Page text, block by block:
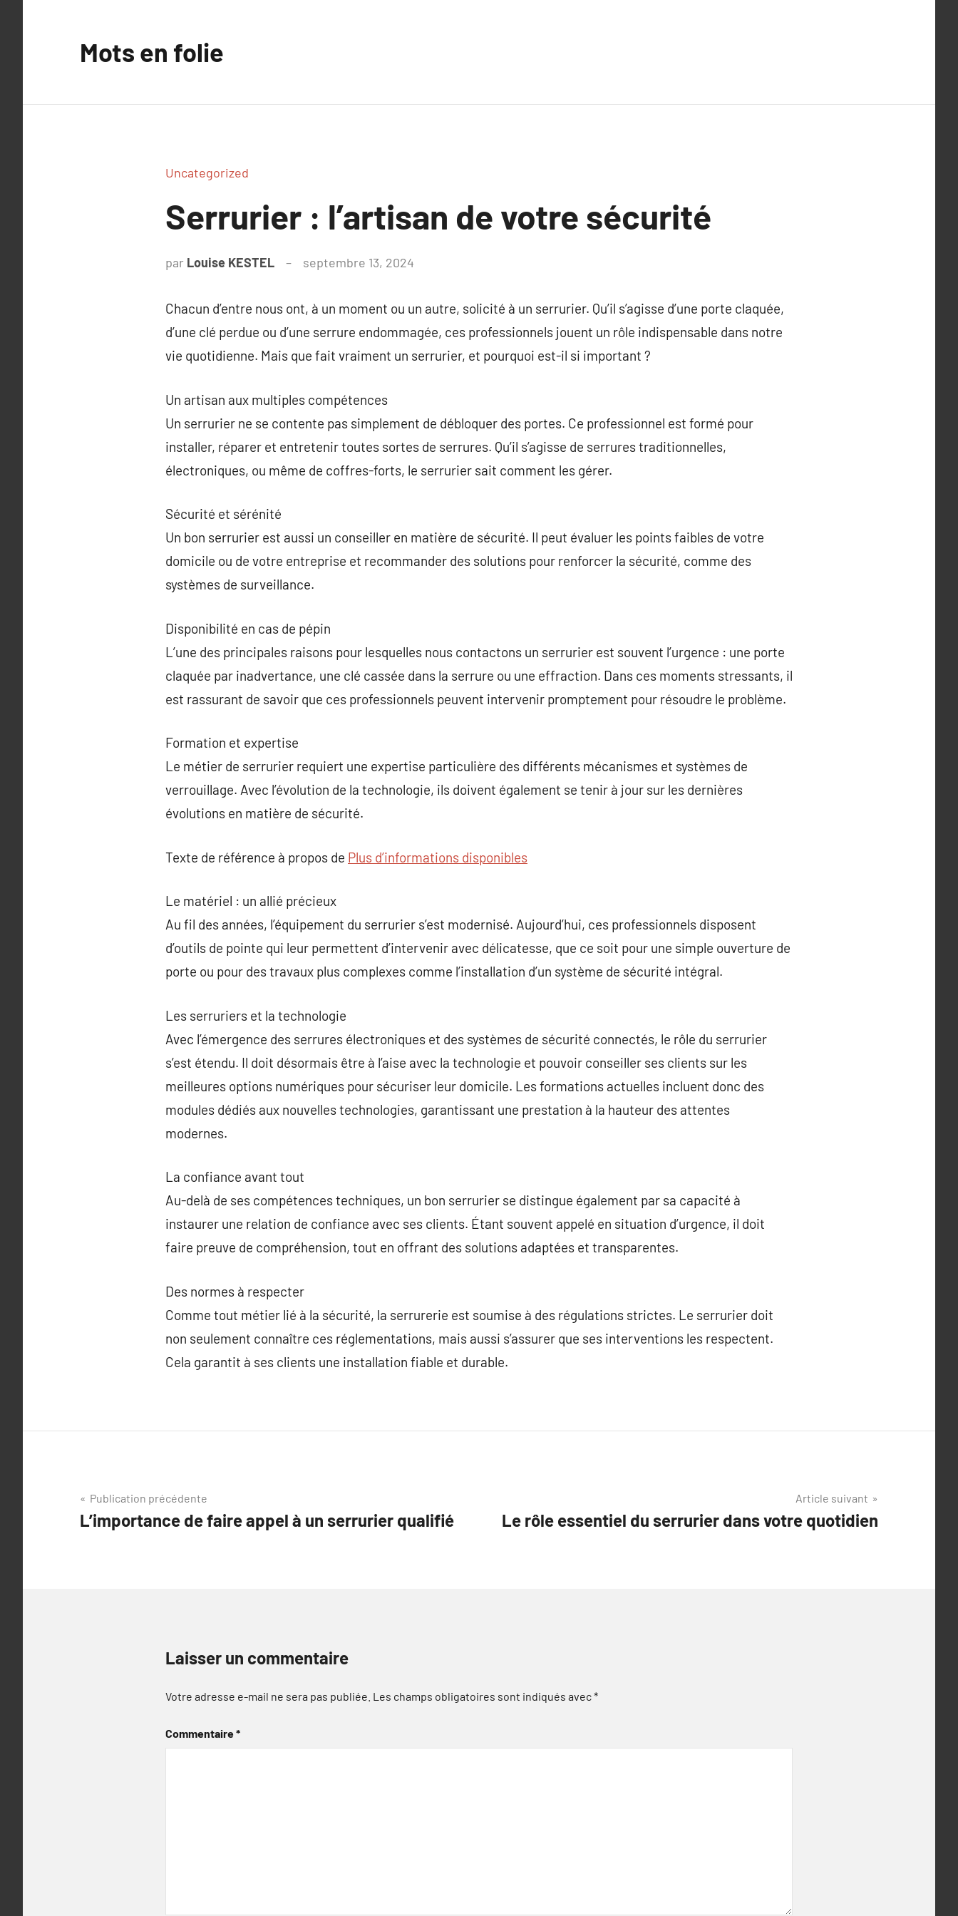
Mots en folie
Uncategorized
Serrurier : l’artisan de votre sécurité
par Louise KESTEL septembre 13, 2024
Chacun d’entre nous ont, à un moment ou un autre, solicité à un serrurier. Qu’il s’agisse d’une porte claquée,
d’une clé perdue ou d’une serrure endommagée, ces professionnels jouent un rôle indispensable dans notre
vie quotidienne. Mais que fait vraiment un serrurier, et pourquoi est-il si important ?
Un artisan aux multiples compétences
Un serrurier ne se contente pas simplement de débloquer des portes. Ce professionnel est formé pour
installer, réparer et entretenir toutes sortes de serrures. Qu’il s’agisse de serrures traditionnelles,
électroniques, ou même de coffres-forts, le serrurier sait comment les gérer.
Sécurité et sérénité
Un bon serrurier est aussi un conseiller en matière de sécurité. Il peut évaluer les points faibles de votre
domicile ou de votre entreprise et recommander des solutions pour renforcer la sécurité, comme des
systèmes de surveillance.
Disponibilité en cas de pépin
L’une des principales raisons pour lesquelles nous contactons un serrurier est souvent l’urgence : une porte
claquée par inadvertance, une clé cassée dans la serrure ou une effraction. Dans ces moments stressants, il
est rassurant de savoir que ces professionnels peuvent intervenir promptement pour résoudre le problème.
Formation et expertise
Le métier de serrurier requiert une expertise particulière des différents mécanismes et systèmes de
verrouillage. Avec l’évolution de la technologie, ils doivent également se tenir à jour sur les dernières
évolutions en matière de sécurité.
Texte de référence à propos de Plus d’informations disponibles
Le matériel : un allié précieux
Au fil des années, l’équipement du serrurier s’est modernisé. Aujourd’hui, ces professionnels disposent
d’outils de pointe qui leur permettent d’intervenir avec délicatesse, que ce soit pour une simple ouverture de
porte ou pour des travaux plus complexes comme l’installation d’un système de sécurité intégral.
Les serruriers et la technologie
Avec l’émergence des serrures électroniques et des systèmes de sécurité connectés, le rôle du serrurier
s’est étendu. Il doit désormais être à l’aise avec la technologie et pouvoir conseiller ses clients sur les
meilleures options numériques pour sécuriser leur domicile. Les formations actuelles incluent donc des
modules dédiés aux nouvelles technologies, garantissant une prestation à la hauteur des attentes
modernes.
La confiance avant tout
Au-delà de ses compétences techniques, un bon serrurier se distingue également par sa capacité à
instaurer une relation de confiance avec ses clients. Étant souvent appelé en situation d’urgence, il doit
faire preuve de compréhension, tout en offrant des solutions adaptées et transparentes.
Des normes à respecter
Comme tout métier lié à la sécurité, la serrurerie est soumise à des régulations strictes. Le serrurier doit
non seulement connaître ces réglementations, mais aussi s’assurer que ses interventions les respectent.
Cela garantit à ses clients une installation fiable et durable.
Navigation
de
Publication précédente
L’importance de faire appel à un serrurier qualifié
Article suivant
Le rôle essentiel du serrurier dans votre quotidien
Laisser un commentaire
Votre adresse e-mail ne sera pas publiée. Les champs obligatoires sont indiqués avec*
Commentaire*